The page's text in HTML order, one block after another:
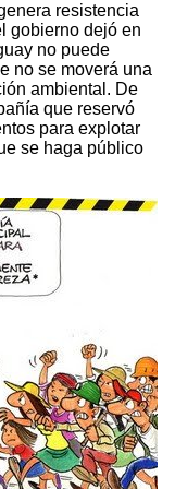
resistencia
gobierno dejó en
no puede
no se moverá una
ambiental. De
que reservó
para explotar
se haga público